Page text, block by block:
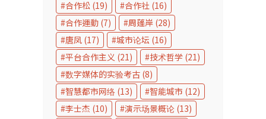
合作松 (19) 合作社 (16)
合作運動 (7) 周蓬岸 (28)
唐凤 (17) 城市论坛 (16)
平台合作主义 (21) 技术哲学 (21)
数字媒体的实验考古 (8)
智慧都市网络 (13) 智能城市 (12)
李士杰 (10) 演示场景概论 (13)